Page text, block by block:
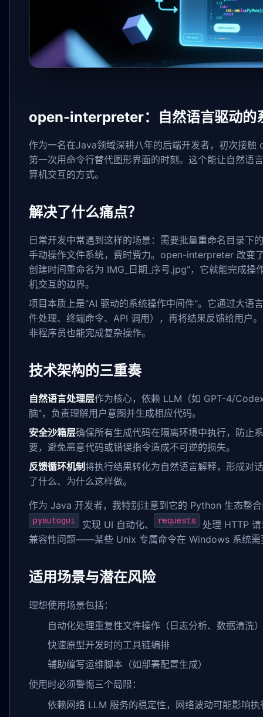
open-interpreter：自然语言驱动的
作为一名在Java领域深耕八年的后端开发者，初次接
第一次用命令行替代图形界面的时刻。这个能让自然语
算机交互的方式。
解决了什么痛点？
日常开发中常遇到这样的场景：需要批量重命名目录下
手动操作文件系统，费时费力。open-interpreter 改
创建时间重命名为 IMG_日期_序号.jpg"，它就能完成
机交互的边界。
项目本质上是"AI 驱动的系统操作中间件"。它通过大语
件处理、终端命令、API 调用），再将结果反馈给用户
非程序员也能完成复杂操作。
技术架构的三重奏
自然语言处理层作为核心，依赖 LLM（如 GPT-4/
脑"，负责理解用户意图并生成相应代码。
安全沙箱层确保所有生成代码在隔离环境中执行，防止
要，避免恶意代码或错误指令造成不可逆的损失。
反馈循环机制将执行结果转化为自然语言解释，形成对
了什么、为什么这样做。
作为 Java 开发者，我特别注意到它的 Python 生态整
pyautogui 实现 UI 自动化、 requests
处理 HTTP
兼容性问题——某些 Unix 专属命令在 Windows 系统需
适用场景与潜在风险
理想使用场景包括：
自动化处理重复性文件操作（日志分析、数据清洗）
快速原型开发时的工具链编排
辅助编写运维脚本（如部署配置生成）
使用时必须警惕三个局限：
依赖网络 LLM 服务的稳定性，网络波动可能影响执